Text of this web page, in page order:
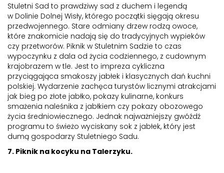
Stuletni Sad to prawdziwy sad z duchem i legendą
w Dolinie Dolnej Wisły, którego początki sięgają okresu
przedwojennego. Stare odmiany drzew rodzą owoce,
które znakomicie nadają się do tradycyjnych wypieków
czy przetworów. Piknik w Stuletnim Sadzie to czas
wypoczynku z dala od życia codziennego, z cudownym
krajobrazem w tle. Jest to impreza cykliczna
przyciągająca smakoszy jabłek i klasycznych dań kuchni
polskiej. Wydarzenie zachęca turystów licznymi atrakcjami
jak bieg po złote jabłko, pokazy kulinarne, konkurs
smażenia naleśnika z jabłkiem czy pokazy obozowego
życia średniowiecznego. Jednak najważniejszy gwóźdź
programu to świeżo wyciskany sok z jabłek, który jest
dumą gospodarzy Stuletniego Sadu.
7. Piknik na kocyku na Talerzyku.